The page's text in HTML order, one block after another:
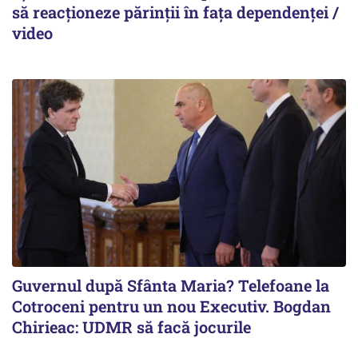
să reacționeze părinții în fața dependenței /
video
Guvernul după Sfânta Maria? Telefoane la
Cotroceni pentru un nou Executiv. Bogdan
Chirieac: UDMR să facă jocurile